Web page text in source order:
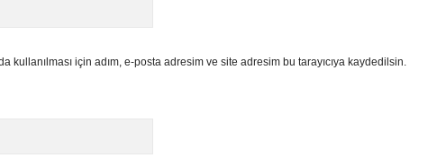
kullanılması için adım, e-posta adresim ve site adresim bu tarayıcıya kaydedilsin.